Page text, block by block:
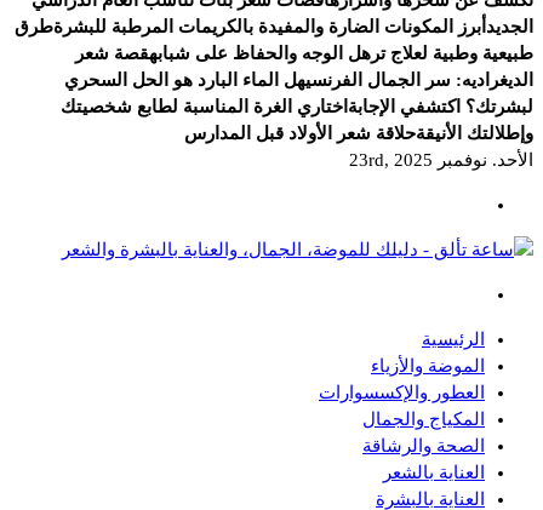
الجديد أبرز المكونات الضارة والمفيدة بالكريمات المرطبة للبشرةطرق
طبيعية وطبية لعلاج ترهل الوجه والحفاظ على شبابهقصة شعر
الديغراديه: سر الجمال الفرنسيهل الماء البارد هو الحل السحري
لبشرتك؟ اكتشفي الإجابة اختاري الغرة المناسبة لطابع شخصيتك
وإطلالتك الأنيقةحلاقة شعر الأولاد قبل المدارس
الأحد. نوفمبر 23rd, 2025
دليلك للموضة، الجمال، والعناية بالبشرة والشعر
الرئيسية
الموضة والأزياء
العطور والإكسسوارات
المكياج والجمال
الصحة والرشاقة
العناية بالشعر
العناية بالبشرة